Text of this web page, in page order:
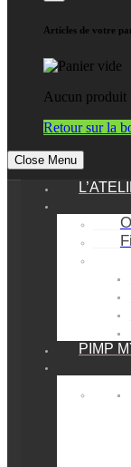
Articles de votre
Aucun produit
Retour sur la
Close Menu
PIMP